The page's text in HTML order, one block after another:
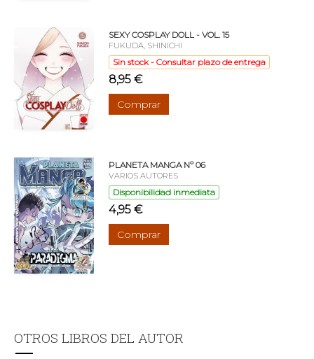
SEXY COSPLAY DOLL - VOL. 15
FUKUDA, SHINICHI
Sin stock - Consultar plazo de entrega
8,95 €
Comprar
PLANETA MANGA Nº 06
VARIOS AUTORES
Disponibilidad inmediata
4,95 €
Comprar
OTROS LIBROS DEL AUTOR